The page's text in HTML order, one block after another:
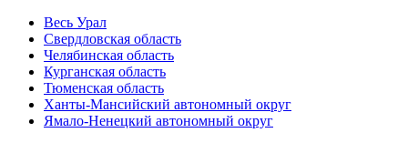
Весь Урал
Свердловская область
Челябинская область
Курганская область
Тюменская область
Ханты-Мансийский автономный округ
Ямало-Ненецкий автономный округ